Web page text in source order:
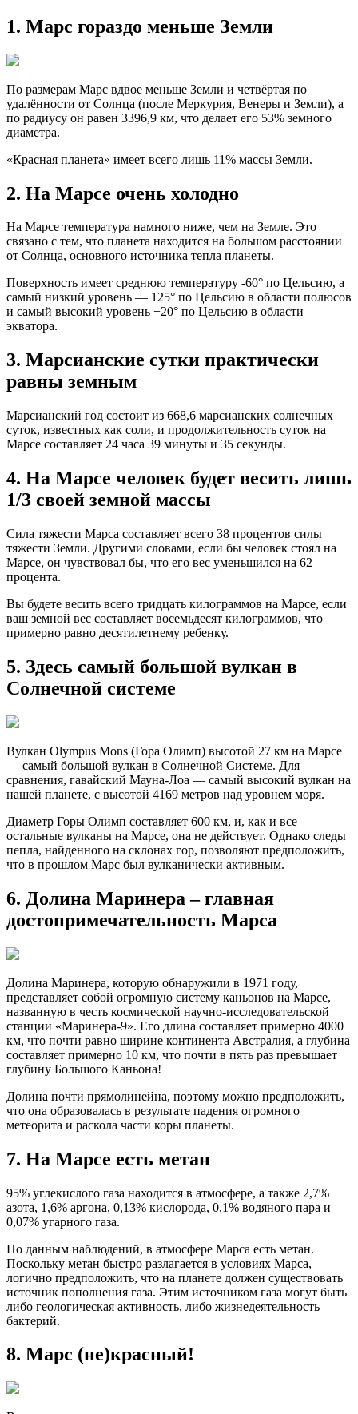
1. Марс гораздо меньше Земли
По размерам Марс вдвое меньше Земли и четвёртая по
удалённости от Солнца (после Меркурия, Венеры и Земли), а
по радиусу он равен 3396,9 км, что делает его 53% земного
диаметра.
«Красная планета» имеет всего лишь 11% массы Земли.
2. На Марсе очень холодно
На Марсе температура намного ниже, чем на Земле. Это
связано с тем, что планета находится на большом расстоянии
от Солнца, основного источника тепла планеты.
Поверхность имеет среднюю температуру -60° по Цельсию, а
самый низкий уровень — 125° по Цельсию в области полюсов
и самый высокий уровень +20° по Цельсию в области
экватора.
3. Марсианские сутки практически
равны земным
Марсианский год состоит из 668,6 марсианских солнечных
суток, известных как соли, и продолжительность суток на
Марсе составляет 24 часа 39 минуты и 35 секунды.
4. На Марсе человек будет весить лишь
1/3 своей земной массы
Сила тяжести Марса составляет всего 38 процентов силы
тяжести Земли. Другими словами, если бы человек стоял на
Марсе, он чувствовал бы, что его вес уменьшился на 62
процента.
Вы будете весить всего тридцать килограммов на Марсе, если
ваш земной вес составляет восемьдесят килограммов, что
примерно равно десятилетнему ребенку.
5. Здесь самый большой вулкан в
Солнечной системе
Вулкан Olympus Mons (Гора Олимп) высотой 27 км на Маpсе
— самый большой вулкан в Солнечной Системе. Для
сравнения, гавайский Мауна-Лоа — самый высокий вулкан на
нашей планете, с высотой 4169 метров над уровнем моря.
Диаметр Горы Олимп составляет 600 км, и, как и все
остальные вулканы на Марсе, она не действует. Однако следы
пепла, найденного на склонах гор, позволяют предположить,
что в прошлом Марс был вулканически активным.
6. Долина Маринера – главная
достопримечательность Марса
Долина Маринера, которую обнаружили в 1971 году,
представляет собой огромную систему каньонов на Марсе,
названную в честь космической научно-исследовательской
станции «Маринера-9». Его длина составляет примерно 4000
км, что почти равно ширине континента Австралия, а глубина
составляет примерно 10 км, что почти в пять раз превышает
глубину Большого Каньона!
Долина почти прямолинейна, поэтому можно предположить,
что она образовалась в результате падения огромного
метеорита и раскола части коры планеты.
7. На Марсе есть метан
95% углекислого газа находится в атмосфере, а также 2,7%
азота, 1,6% аргона, 0,13% кислорода, 0,1% водяного пара и
0,07% угарного газа.
По данным наблюдений, в атмосфере Марса есть метан.
Поскольку метан быстро разлагается в условиях Марса,
логично предположить, что на планете должен существовать
источник пополнения газа. Этим источником газа могут быть
либо геологическая активность, либо жизнедеятельность
бактерий.
8. Марс (не)красный!